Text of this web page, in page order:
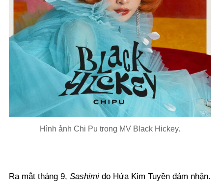
Hình ảnh Chi Pu trong MV Black Hickey.
Ra mắt tháng 9, Sashimi do Hứa Kim Tuyền đảm nhận.